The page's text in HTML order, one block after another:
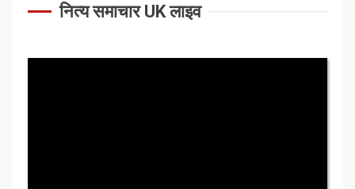
नित्य समाचार UK लाइव